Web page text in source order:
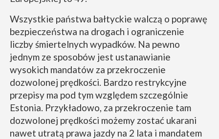
Wszystkie państwa bałtyckie walczą o poprawę
bezpieczeństwa na drogach i ograniczenie
liczby śmiertelnych wypadków. Na pewno
jednym ze sposobów jest ustanawianie
wysokich mandatów za przekroczenie
dozwolonej prędkości. Bardzo restrykcyjne
przepisy ma pod tym względem szczególnie
Estonia. Przykładowo, za przekroczenie tam
dozwolonej prędkości możemy zostać ukarani
nawet utratą prawa jazdy na 2 lata i mandatem